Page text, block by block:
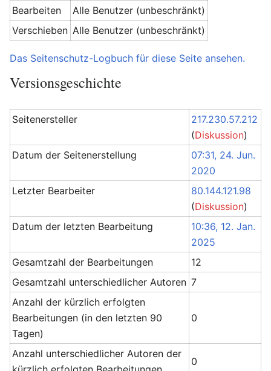
Bearbeiten
Alle Benutzer (unbeschränkt)
Verschieben Alle Benutzer (unbeschränkt)
Das Seitenschutz-Logbuch für diese Seite ansehen.
Versionsgeschichte
Seitenersteller
217.230.57.212
(Diskussion)
Datum der Seitenerstellung
07:31, 24. Jun.
2020
Letzter Bearbeiter
80.144.121.98
(Diskussion)
Datum der letzten Bearbeitung
10:36, 12. Jan.
2025
Gesamtzahl der Bearbeitungen
12
Gesamtzahl unterschiedlicher Autoren 7
Anzahl der kürzlich erfolgten
Bearbeitungen (in den letzten 90
Tagen)
0
Anzahl unterschiedlicher Autoren der
0